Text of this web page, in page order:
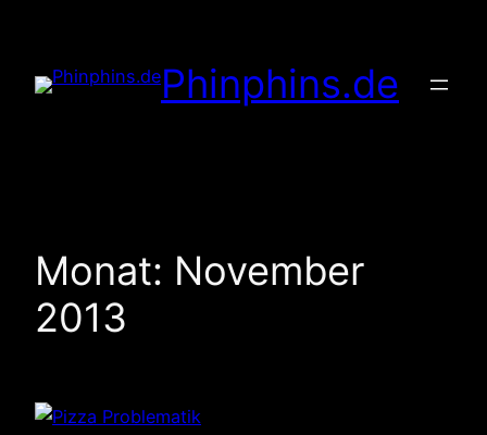
springen
Phinphins.de
Monat: November
2013